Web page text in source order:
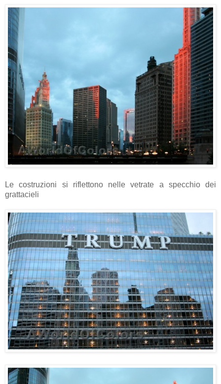
Le costruzioni si riflettono nelle vetrate a specchio dei
grattacieli